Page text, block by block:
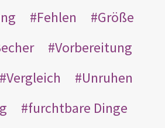
Fehlen
Größe
Vorbereitung
Vergleich
Unruhen
furchtbare Dinge